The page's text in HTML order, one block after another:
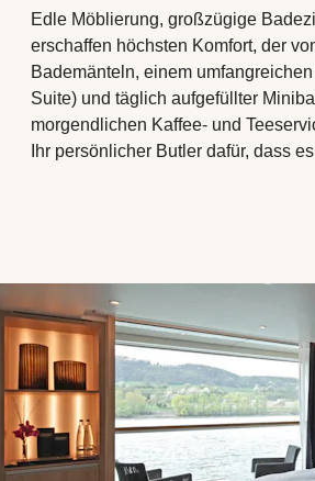
Edle Möblierung, großzügige
erschaffen höchsten Komfort, der
Bademänteln, einem
Suite) und täglich aufgefüllter
morgendlichen Kaffee- und
Ihr persönlicher Butler dafür, dass